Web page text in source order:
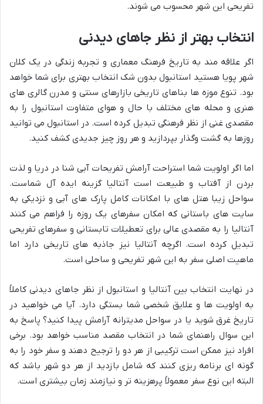
تفریحی این شهر محسوب می شوند.
انتخاب بهتر از نظر جاهای دیدنی
اگر علاقه مند به تاریخ فرهنگ معماری و تجربه زندگی در یک کلان
شهر پویا هستید استانبول بدون شک انتخاب بهتری برای شما خواهد
بود. تنوع موزه ها بناهای تاریخی بازارهای سنتی و مدرن گالری های
هنری و محله های مختلف با حال و هوای متفاوت استانبول را به
مقصدی غنی از نظر فرهنگی تبدیل کرده است. در استانبول می توانید
روزها به گشت وگذار بپردازید و هر روز چیز جدیدی کشف کنید.
اما اگر اولویت شما استراحت آرامش تفریحات آبی شنا در دریا و لذت
بردن از آفتاب و طبیعت است آنتالیا گزینه ایده آل شماست.
سواحل زیبا هتل های با امکانات کامل پارک های آبی و نزدیکی به
سایت های باستانی که امکان سفرهای یک روزه را فراهم می کنند
آنتالیا را به مقصدی عالی برای تعطیلات تابستانی و سفرهای تفریحی
تبدیل کرده است. اگرچه آنتالیا نیز جاذبه های تاریخی دارد اما
ماهیت اصلی سفر به این شهر تفریحی و ساحلی است.
در نهایت انتخاب بین آنتالیا و استانبول از نظر جاهای دیدنی کاملاً
به اولویت ها و علایق شخصی شما بستگی دارد. آیا می خواهید در
تاریخ غرق شوید یا در سواحل مدیترانه آرامش پیدا کنید؟ پاسخ به
این سوال راهنمای شما در انتخاب مقصد مناسب خواهد بود. برخی
افراد نیز ممکن است ترکیبی از هر دو را ترجیح دهند و سفر خود را به
گونه ای برنامه ریزی کنند که شامل بازدید از هر دو شهر باشد که
البته این نوع سفر معمولاً پرهزینه تر و نیازمند زمان بیشتری است.